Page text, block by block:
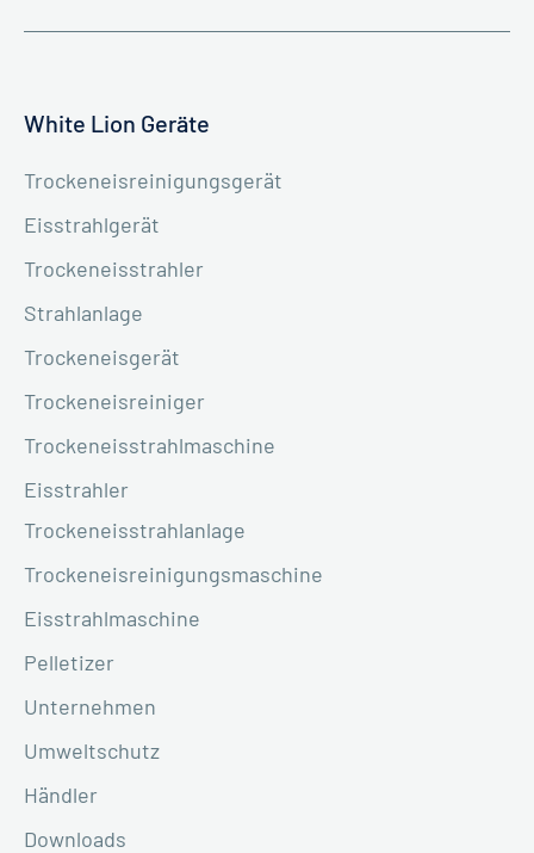
White Lion Geräte
Trockeneisreinigungsgerät
Eisstrahlgerät
Trockeneisstrahler
Strahlanlage
Trockeneisgerät
Trockeneisreiniger
Trockeneisstrahlmaschine
Eisstrahler
Trockeneisstrahlanlage
Trockeneisreinigungsmaschine
Eisstrahlmaschine
Pelletizer
Unternehmen
Umweltschutz
Händler
Downloads